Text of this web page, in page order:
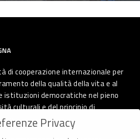
di cooperazione internazionale per
della qualità della vita e al
democratiche nel pieno
culturali e del principio di
dei popoli. Privacy